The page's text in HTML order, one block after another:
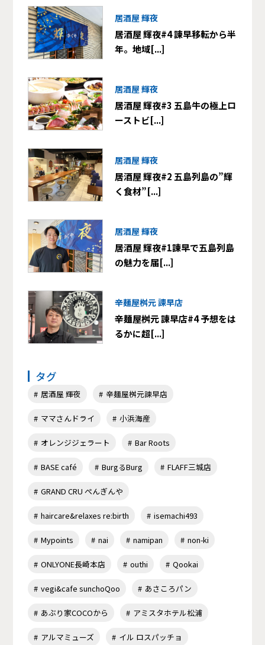
居酒屋 輝夜
居酒屋 輝夜#4 諫早移転から半
年。地域[...]
居酒屋 輝夜
居酒屋 輝夜#3 五島牛の極上ロ
ーストビ[...]
居酒屋 輝夜
居酒屋 輝夜#2 五島列島の”輝
く食材”[...]
居酒屋 輝夜
居酒屋 輝夜#1諫早で五島列島
の魅力を届[...]
辛麺屋桝元 諫早店
辛麺屋桝元 諫早店#4 予想をは
るかに超[...]
タグ
居酒屋 輝夜 辛麺屋桝元諫早店
ママさんドライ 小浜海産
オレンジジェラート Bar Roots
BASE café BurgるBurg FLAFF三城店
GRAND CRU ぺんぎんや
haircare&relaxes re:birth isemachi493
Mypoints nai namipan non-ki
ONLYONE長崎本店 outhi Qookai
vegi&cafe sunchoQoo あさころパン
あぶり家COCOから アミスタホテル松浦
アルマミューズ イル ロスパッチョ